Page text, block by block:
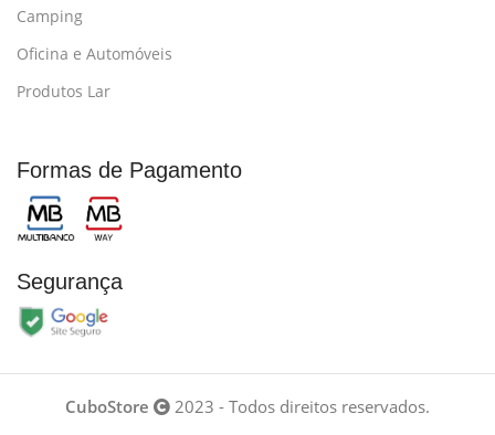
Camping
Oficina e Automóveis
Produtos Lar
Formas de Pagamento
Segurança
CuboStore 2023 - Todos direitos reservados.